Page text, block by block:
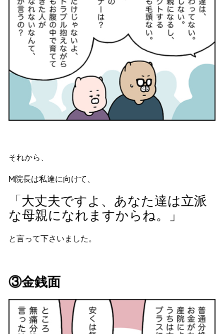
それから、
M院長は私達に向けて、
「大丈夫ですよ、あなた達は立派
な母親になれますからね。」
と言って下さいました。
③金銭面